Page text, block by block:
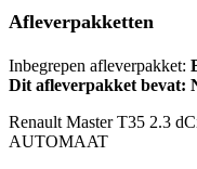
Afleverpakketten
Inbegrepen afleverpakket:
Dit afleverpakket bevat:
Renault Master T35 2.3
AUTOMAAT